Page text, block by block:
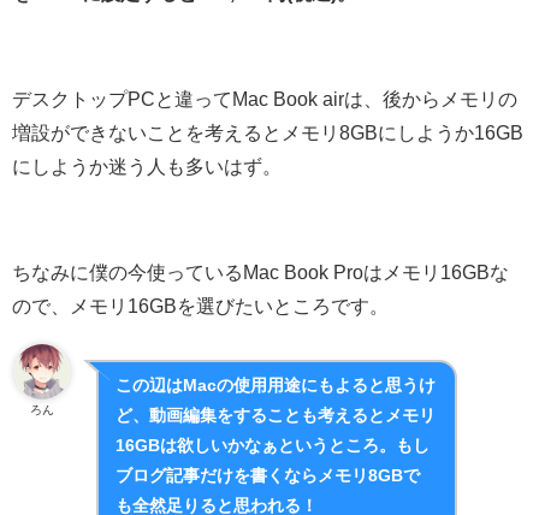
デスクトップPCと違ってMac Book airは、後からメモリの
増設ができないことを考えるとメモリ8GBにしようか16GB
にしようか迷う人も多いはず。
ちなみに僕の今使っているMac Book Proはメモリ16GBな
ので、メモリ16GBを選びたいところです。
ろん
この辺はMacの使用用途にもよると思うけ
ど、動画編集をすることも考えるとメモリ
16GBは欲しいかなぁというところ。もし
ブログ記事だけを書くならメモリ8GBで
も全然足りると思われる！